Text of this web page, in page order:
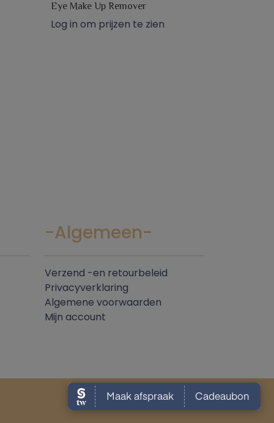
Eye Make Up Remover
Log in om prijzen te zien
-Algemeen-
Verzend -en retourbeleid
Privacyverklaring
Algemene voorwaarden
Mijn account